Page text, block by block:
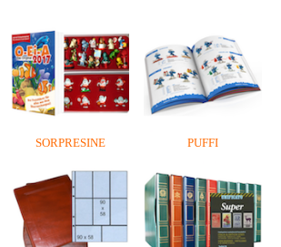
SORPRESINE PUFFI